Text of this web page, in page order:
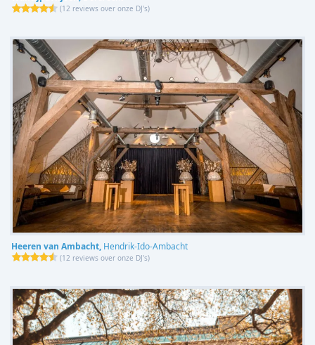
(12 reviews over onze DJ's)
Heeren van Ambacht, Hendrik-Ido-Ambacht
(12 reviews over onze DJ's)